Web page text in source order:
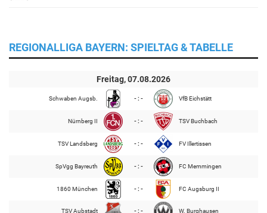
REGIONALLIGA BAYERN: SPIELTAG & TABELLE
Freitag, 07.08.2026
Schwaben Augsb. - : - VfB Eichstätt
Nürnberg II - : - TSV Buchbach
TSV Landsberg - : - FV Illertissen
SpVgg Bayreuth - : - FC Memmingen
1860 München - : - FC Augsburg II
TSV Aubstadt - : - W. Burghausen